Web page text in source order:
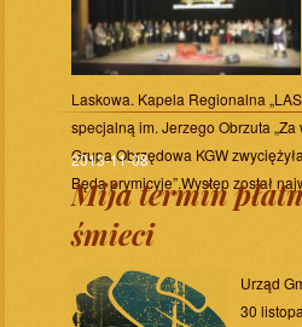
Laskowa. Kapela Regionalna
specjalną im. Jerzego Obrzuta
Grupa Obrzędowa KGW
Będą prymicyje”.Występ został
2013-11-08
Mija termin
śmieci
Urząd
30